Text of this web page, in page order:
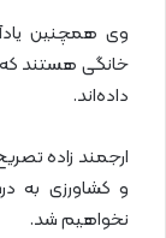
داده‌اند.
ارجمند زاده
و کشاورزی به
نخواهیم شد.